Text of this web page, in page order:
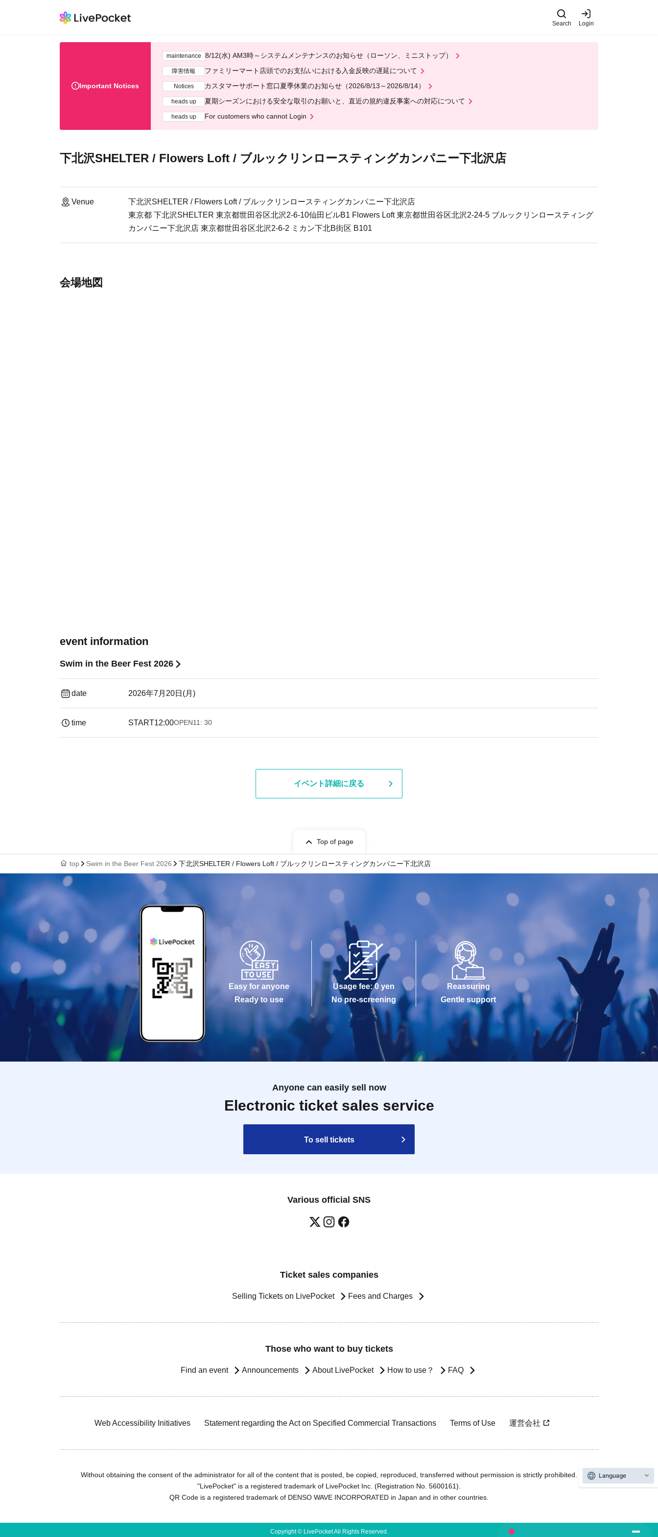
Search Login
Important Notices
maintenance 8/12(水) AM3時～システムメンテナンスのお知らせ（ローソン、ミニストップ）
障害情報 ファミリーマート店頭でのお支払いにおける入金反映の遅延について
Notices カスタマーサポート窓口夏季休業のお知らせ（2026/8/13～2026/8/14）
heads up 夏期シーズンにおける安全な取引のお願いと、直近の規約違反事案への対応について
heads up For customers who cannot Login
下北沢SHELTER / Flowers Loft / ブルックリンロースティングカンパニー下北沢店
Venue
下北沢SHELTER / Flowers Loft / ブルックリンロースティングカンパニー下北沢店
東京都 下北沢SHELTER 東京都世田谷区北沢2-6-10仙田ビルB1 Flowers Loft 東京都世田谷区北沢2-24-5 ブルックリンロースティング
カンパニー下北沢店 東京都世田谷区北沢2-6-2 ミカン下北B街区 B101
会場地図
event information
Swim in the Beer Fest 2026
date 2026年7月20日(月)
time START12:00OPEN11: 30
イベント詳細に戻る
Top of page
top Swim in the Beer Fest 2026 下北沢SHELTER / Flowers Loft / ブルックリンロースティングカンパニー下北沢店
Easy for anyone
Ready to use
Usage fee: 0 yen
No pre-screening
Reassuring
Gentle support
Anyone can easily sell now
Electronic ticket sales service
To sell tickets
Various official SNS
Ticket sales companies
Selling Tickets on LivePocket Fees and Charges
Those who want to buy tickets
Find an event Announcements About LivePocket How to use？ FAQ
Web Accessibility Initiatives Statement regarding the Act on Specified Commercial Transactions Terms of Use 運営会社
Without obtaining the consent of the administrator for all of the content that is posted, be copied, reproduced, transferred without permission is strictly prohibited.
"LivePocket" is a registered trademark of LivePocket Inc. (Registration No. 5600161).
QR Code is a registered trademark of DENSO WAVE INCORPORATED in Japan and in other countries.
Copyright © LivePocket All Rights Reserved.
Language